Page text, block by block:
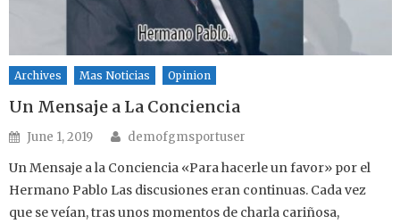
Archives Mas Noticias Opinion
Un Mensaje a La Conciencia
Posted on
June 1, 2019 Author
demofgmsportuser
Un Mensaje a la Conciencia «Para hacerle un favor» por el
Hermano Pablo Las discusiones eran continuas. Cada vez
que se veían, tras unos momentos de charla cariñosa,